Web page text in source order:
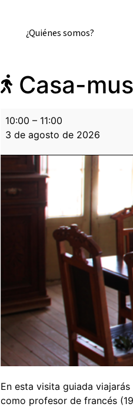
¿Quiénes somos?
Casa-
10:00 – 11:00
3 de agosto de 2026
En esta visita guiada
como profesor de francés